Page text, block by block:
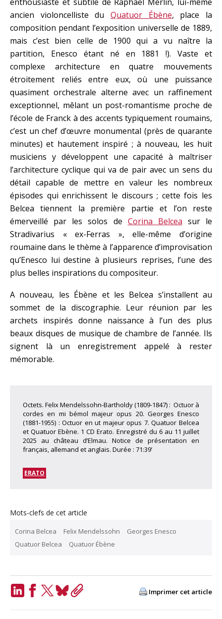
ancien violoncelliste du Quatuor Ébène, place la
composition pendant l’exposition universelle de 1889,
mais c’est bien celle de 1900 qui a vu naître la
partition, Enesco étant né en 1881 !). Vaste et
complexe architecture en quatre mouvements
étroitement reliés entre eux, où une puissance
quasiment orchestrale alterne avec un raffinement
exceptionnel, mêlant un post-romantisme proche de
l’école de Franck à des accents typiquement roumains,
c’est un chef d’œuvre monumental (près de quarante
minutes) et hautement inspiré ; à nouveau, les huit
musiciens y développent une capacité à maîtriser
l’architecture cyclique qui va de pair avec un sens du
détail capable de mettre en valeur les nombreux
épisodes qui enrichissent le discours ; cette fois les
Belcea tiennent la première partie et l’on reste
émerveillé par les solos de Corina Belcea sur le
Stradivarius « ex-Ferras », elle-même d’origine
roumaine dans le thème à l’apparence d’improvisation
qu’Enesco lui destine à plusieurs reprises, l’une des
plus belles inspirations du compositeur.
A nouveau, les Ébène et les Belcea s’installent au
sommet de la discographie. Leur réunion par les
archets inspirés donne naissance à l’un des plus
beaux disques de musique de chambre de l’année. Ils
signent là un enregistrement appelé à rester
mémorable.
Octets. Felix Mendelssohn-Bartholdy (1809-1847) : Octuor à
cordes en mi bémol majeur opus 20. Georges Enesco
(1881-1955) : Octuor en ut majeur opus 7. Quatuor Belcea
et Quatuor Ebène. 1 CD Erato. Enregistré du 6 au 11 juillet
2025 au château d’Elmau. Notice de présentation en
français, allemand et anglais. Durée : 71:39’
ERATO
Mots-clefs de cet article
Corina Belcea Felix Mendelssohn
Georges Enesco
Quatuor Belcea
Quatuor Ébène
Imprimer cet article